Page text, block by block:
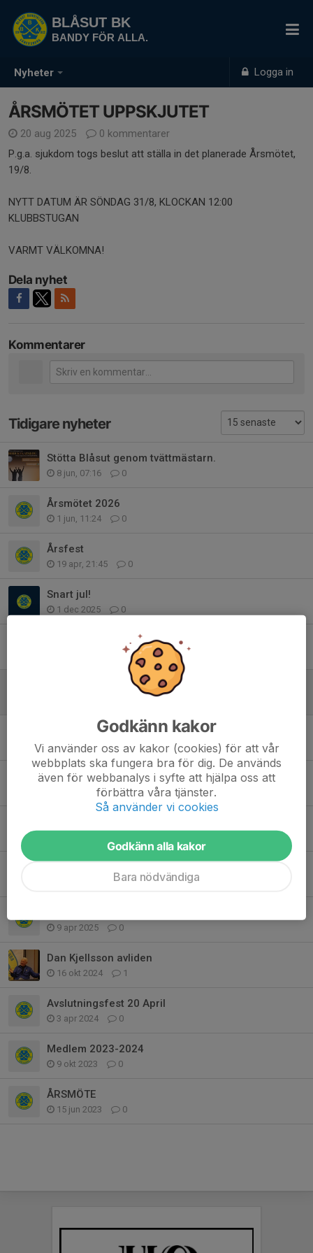
Nyheter Logga in
BLÅSUT BK
BANDY FÖR ALLA.
ÅRSMÖTET UPPSKJUTET
20 aug 2025
0 kommentarer
P.g.a. sjukdom togs beslut att ställa in det planerade Årsmötet,
19/8.
NYTT DATUM ÄR SÖNDAG 31/8, KLOCKAN 12:00
KLUBBSTUGAN
VARMT VÄLKOMNA!
Dela nyhet
Kommentarer
Tidigare nyheter
Stötta Blåsut genom tvättmästarn.
8 jun, 07:16 0
Årsmötet 2026
1 jun, 11:24 0
Årsfest
19 apr, 21:45 0
Snart jul!
1 dec 2025 0
Nyhet i Blå Kiosken
0
ÅRSMÖTET UPPSKJUTET
Blå Kiosken
1 aug 2025 0
Blå kiosken
0
0
9 apr 2025 0
Dan Kjellsson avliden
16 okt 2024 1
Avslutningsfest 20 April
3 apr 2024 0
Medlem 2023-2024
9 okt 2023 0
ÅRSMÖTE
15 jun 2023 0
Godkänn kakor
Vi använder oss av kakor (cookies) för att vår
webbplats ska fungera bra för dig. De används
även för webbanalys i syfte att hjälpa oss att
förbättra våra tjänster.
Så använder vi cookies
Godkänn alla kakor
Bara nödvändiga